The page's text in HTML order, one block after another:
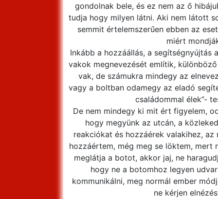
gondolnak bele, és ez nem az ő
tudja hogy milyen látni. Aki nem látott
semmit értelemszerűen ebben az
miért
Inkább a hozzáállás, a segítségnyújtás
vakok megnevezését említik,
vak, de számukra mindegy az
vagy a boltban odamegy az eladó
családommal élek”-
De nem mindegy ki mit ért figyelem,
hogy megyünk az utcán, a
reakciókat és hozzáérek valakihez,
hozzáértem, még meg se löktem, mert
meglátja a botot, akkor jaj, ne
hogy ne a botomhoz legyen
kommunikálni, meg normál ember
ne kérjen